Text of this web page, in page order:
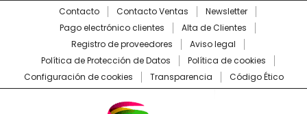
Contacto Contacto Ventas
Newsletter
Pago electrónico clientes
Alta de Clientes
Registro de proveedores
Aviso legal
Política de Protección de Datos
Política de cookies
Configuración de cookies
Transparencia Código Ético